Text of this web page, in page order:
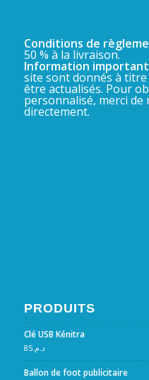
Conditions de
50 % à la livraison.
Information
site sont donnés à
être actualisés. Pour
personnalisé, merci de
directement.
PRODUITS
Clé USB Kénitra
د.م.85
Ballon de foot publicitaire